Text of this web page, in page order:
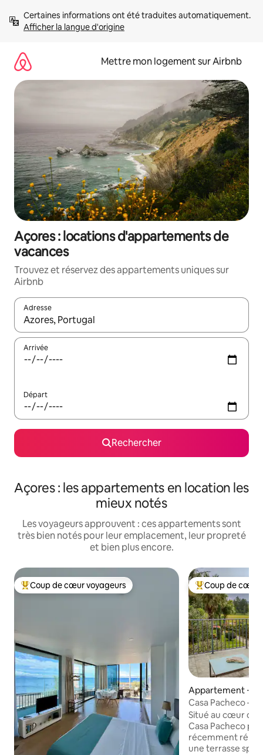
directement
Afficher la langue d'origine
Mettre mon logement sur Airbnb
Açores : locations d'appartements de
vacances
Trouvez et réservez des appartements uniques sur
Airbnb
Adresse
Lorsque les résultats s'affichent, utilisez les flèches vers le
Arrivée
Départ
Rechercher
Açores : les appartements en location les
mieux notés
Les voyageurs approuvent : ces appartements sont
très bien notés pour leur emplacement, leur propreté
et bien plus encore.
Coups de cœur voyageurs les plus appréciés
Coup de cœur voyageurs Coups de cœur
Coup de cœur
Appartement ⋅
Casa Pacheco –
Situé au cœur de
Casa Pacheco
récemment
une terrasse